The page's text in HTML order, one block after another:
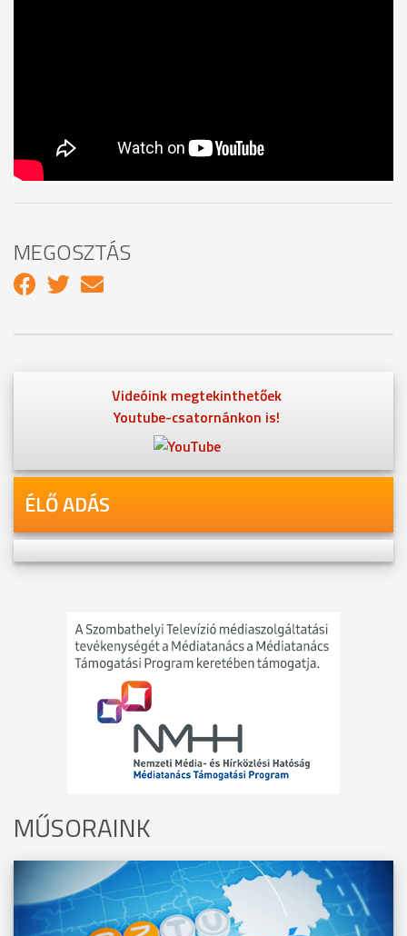
MEGOSZTÁS
Videóink megtekinthetőek
Youtube-csatornánkon is!
ÉLŐ ADÁS
MŰSORAINK